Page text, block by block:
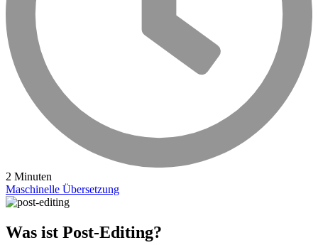
2 Minuten
Maschinelle Übersetzung
Was ist Post-Editing?